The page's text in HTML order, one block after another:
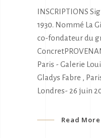
INSCRIPTIONS
1930. Nommé La
co-fondateur du
Paris - Galerie
Gladys Fabre ,
Londres- 26 juin
Read More